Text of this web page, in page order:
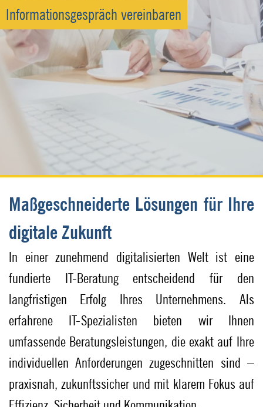
Informationsgespräch vereinbaren
Maßgeschneiderte Lösungen für Ihre
digitale Zukunft
In einer zunehmend digitalisierten Welt ist eine
fundierte IT-Beratung entscheidend für den
langfristigen Erfolg Ihres Unternehmens. Als
erfahrene IT-Spezialisten bieten wir Ihnen
umfassende Beratungsleistungen, die exakt auf Ihre
individuellen Anforderungen zugeschnitten sind –
praxisnah, zukunftssicher und mit klarem Fokus auf